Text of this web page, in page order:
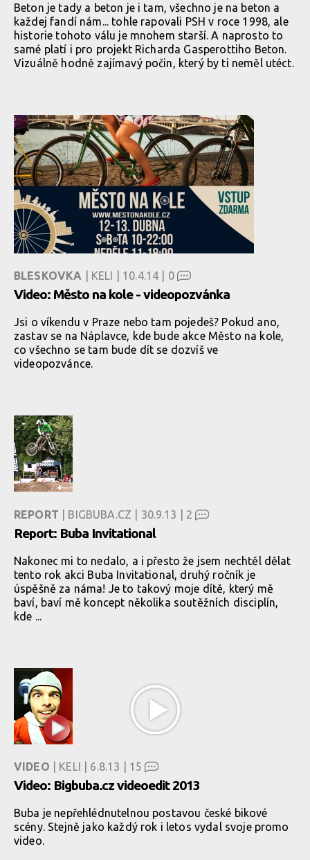
Beton je tady a beton je i tam, všechno je na beton a
každej fandí nám... tohle rapovali PSH v roce 1998, ale
historie tohoto válu je mnohem starší. A naprosto to
samé platí i pro projekt Richarda Gasperottiho Beton.
Vizuálně hodně zajímavý počin, který by ti neměl utéct.
BLESKOVKA | KELI | 10.4.14 | 0
Video: Město na kole - videopozvánka
Jsi o víkendu v Praze nebo tam pojedeš? Pokud ano,
zastav se na Náplavce, kde bude akce Město na kole,
co všechno se tam bude dít se dozvíš ve
videopozvánce.
REPORT | BIGBUBA.CZ | 30.9.13 | 2
Report: Buba Invitational
Nakonec mi to nedalo, a i přesto že jsem nechtěl dělat
tento rok akci Buba Invitational, druhý ročník je
úspěšně za náma! Je to takový moje dítě, který mě
baví, baví mě koncept několika soutěžních disciplín,
kde ...
VIDEO | KELI | 6.8.13 | 15
Video: Bigbuba.cz videoedit 2013
Buba je nepřehlédnutelnou postavou české bikové
scény. Stejně jako každý rok i letos vydal svoje promo
video.